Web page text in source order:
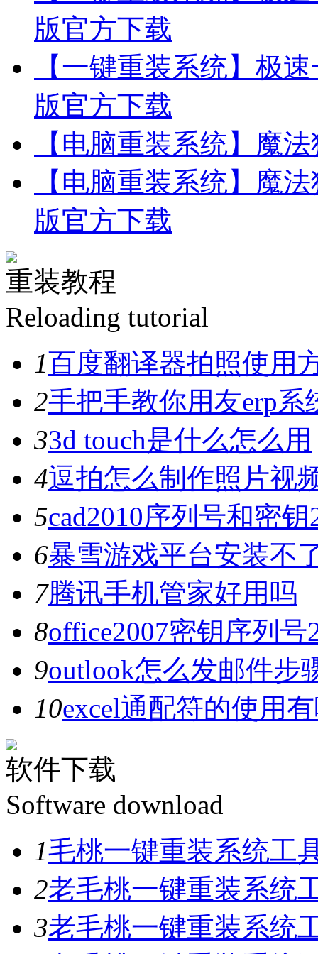
版官方下载
【一键重装系统】极
版官方下载
【电脑重装系统】魔
【电脑重装系统】魔
版官方下载
重装教程
Reloading tutorial
1百度翻译器拍照使用
2手把手教你用友erp系
33d touch是什么怎么用
4逗拍怎么制作照片视
5cad2010序列号和密
6暴雪游戏平台安装不
7腾讯手机管家好用吗
8office2007密钥序列号
9outlook怎么发邮件步
10excel通配符的使用
软件下载
Software download
1毛桃一键重装系统工
2老毛桃一键重装系统
3老毛桃一键重装系统